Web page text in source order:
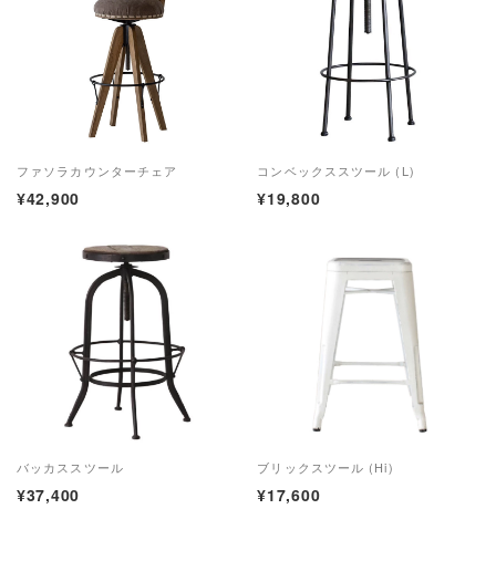
ファソラカウンターチェア
¥42,900
コンベックススツール (L)
¥19,800
バッカススツール
¥37,400
ブリックスツール (Hi)
¥17,600